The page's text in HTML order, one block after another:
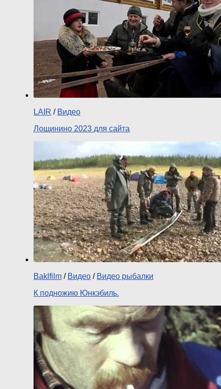
LAIR / Видео
Лощинино 2023 для сайта
Baklfilm / Видео / Видео рыбалки
К подножию Юнкэбиль.